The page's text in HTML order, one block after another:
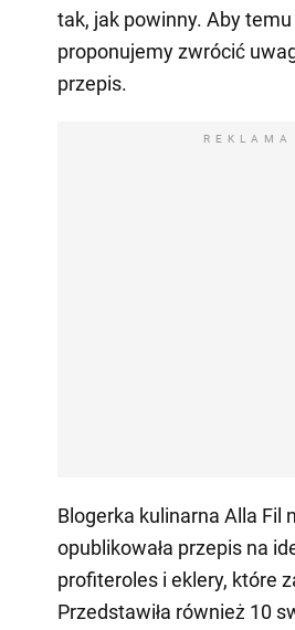
tak, jak powinny. Aby
proponujemy zwrócić
przepis.
REKLAMA
Blogerka kulinarna Alla Fil
opublikowała przepis na
profiteroles i eklery, które
Przedstawiła również 10